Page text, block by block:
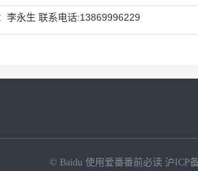
李永生 联系电话:13869996229
© Baidu 使用爱番番前必读 沪ICP